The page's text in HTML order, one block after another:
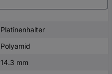
Platinenhalter
Polyamid
14.3 mm